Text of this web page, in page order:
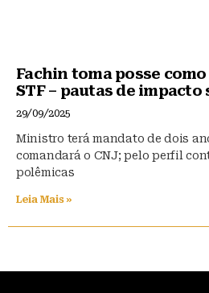
Fachin toma posse
STF – pautas de impacto
29/09/2025
Ministro terá mandato de dois
comandará o CNJ; pelo perfil
polêmicas
Leia Mais »